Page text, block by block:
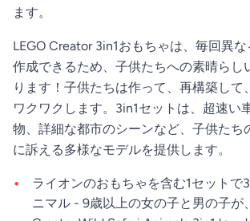
ます。
LEGO Creator 3in1おもちゃは、毎回異
作成できるため、子供たちへの素晴らし
ります！子供たちは作って、再構築して
ワクワクします。3in1セットは、超速い
物、詳細な都市のシーンなど、子供たち
に訴える多様なモデルを提供します。
ライオンのおもちゃを含む1セットで
ニマル - 9歳以上の女の子と男の子が